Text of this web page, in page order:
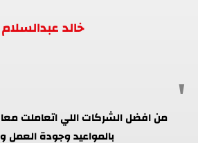
خالد عبدالسلام
من افضل الشركات اللي اتعاملت
بالمواعيد وجودة العمل